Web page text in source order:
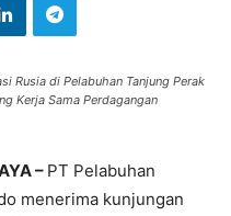
Rusia di Pelabuhan Tanjung Perak
Kerja Sama Perdagangan
– PT Pelabuhan
menerima kunjungan